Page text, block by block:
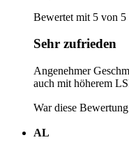
Bewertet mit 5 von 5
Sehr zufrieden
Angenehmer
auch mit höherem
War diese
AL